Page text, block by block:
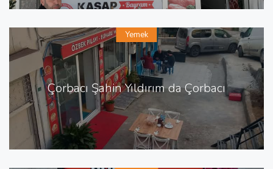
Çorbacı Şahin Yıldırım da Çorbacı
Yemek